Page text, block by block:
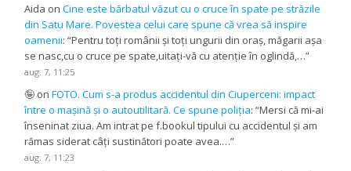
Aida onCine este bărbatul văzut cu o cruce în spate pe străzile
din Satu Mare. Povestea celui care spune că vrea să inspire
oamenii: “Pentru toți românii și toți ungurii din oraș, măgarii așa
se nasc,cu o cruce pe spate,uitați-vă cu atenție în oglindă,…”
aug. 7, 11:25
🤪 onFOTO. Cum s-a produs accidentul din Ciuperceni: impact
între o mașină și o autoutilitară. Ce spune poliția: “Mersi că mi-ai
înseninat ziua. Am intrat pe f.bookul tipului cu accidentul și am
rămas siderat câți sustinători poate avea.…”
aug. 7, 11:23